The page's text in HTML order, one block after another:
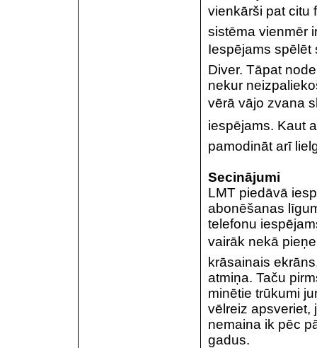
vienkārši pat citu
sistēma vienmēr
Iespējams spēlēt
Diver. Tāpat
nekur
vērā vājo zvana
iespējams. Kaut
pamodināt arī
Secinājumi
LMT piedāvā
abonēšanas
telefonu
vairāk nekā
krāsainais
atmiņa. Taču
minētie trūkumi
vēlreiz apsveriet,
nemaina ik pēc
gadus.